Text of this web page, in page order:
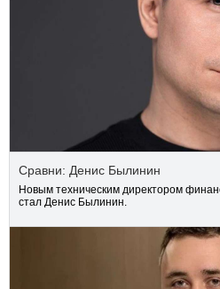
Сравни: Денис Былинин
Новым техническим директором
стал Денис Былинин.